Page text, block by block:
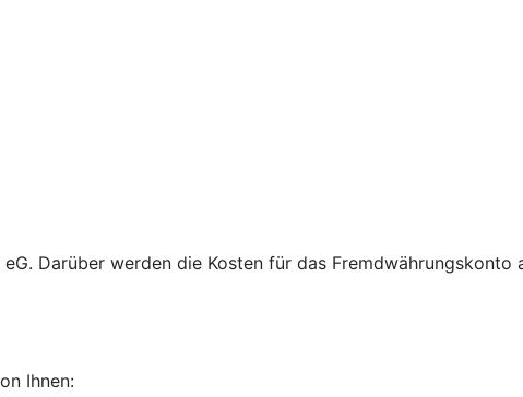
Darüber werden die Kosten für das Fremdwährungskonto
Ihnen: